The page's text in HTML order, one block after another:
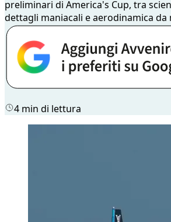
preliminari di America's Cup, tra
dettagli maniacali e aerodinamica
4 min di lettura